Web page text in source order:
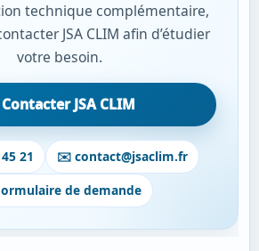
technique complémentaire,
JSA CLIM afin d’étudier
votre besoin.
JSA CLIM
21
✉️ contact@jsaclim.fr
de demande